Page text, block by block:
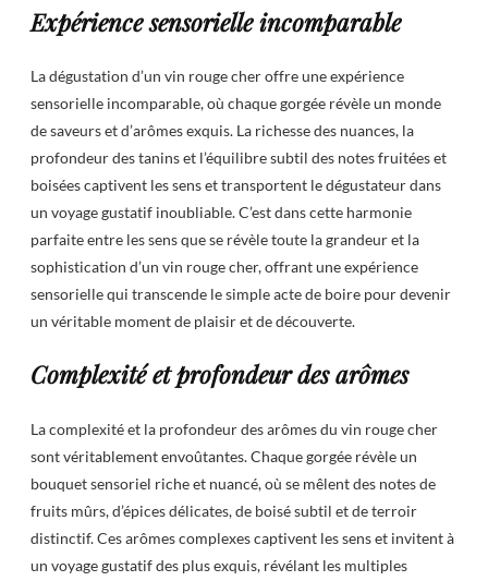
Expérience sensorielle incomparable
La dégustation d’un vin rouge cher offre une expérience
sensorielle incomparable, où chaque gorgée révèle un monde
de saveurs et d’arômes exquis. La richesse des nuances, la
profondeur des tanins et l’équilibre subtil des notes fruitées et
boisées captivent les sens et transportent le dégustateur dans
un voyage gustatif inoubliable. C’est dans cette harmonie
parfaite entre les sens que se révèle toute la grandeur et la
sophistication d’un vin rouge cher, offrant une expérience
sensorielle qui transcende le simple acte de boire pour devenir
un véritable moment de plaisir et de découverte.
Complexité et profondeur des arômes
La complexité et la profondeur des arômes du vin rouge cher
sont véritablement envoûtantes. Chaque gorgée révèle un
bouquet sensoriel riche et nuancé, où se mêlent des notes de
fruits mûrs, d’épices délicates, de boisé subtil et de terroir
distinctif. Ces arômes complexes captivent les sens et invitent à
un voyage gustatif des plus exquis, révélant les multiples